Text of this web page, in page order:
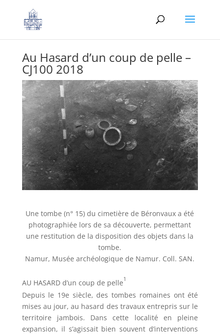
Au Hasard d’un coup de pelle –
CJ100 2018
Une tombe (n° 15) du cimetière de Béronvaux a été
photographiée lors de sa découverte, permettant
une restitution de la disposition des objets dans la
tombe.
Namur, Musée archéologique de Namur. Coll. SAN.
AU HASARD d’un coup de pelle1
Depuis le 19e siècle, des tombes romaines ont été
mises au jour, au hasard des travaux entrepris sur le
territoire jambois. Dans cette localité en pleine
expansion, il s’agissait bien souvent d’interventions